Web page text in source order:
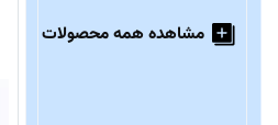
مشاهده همه محصولات